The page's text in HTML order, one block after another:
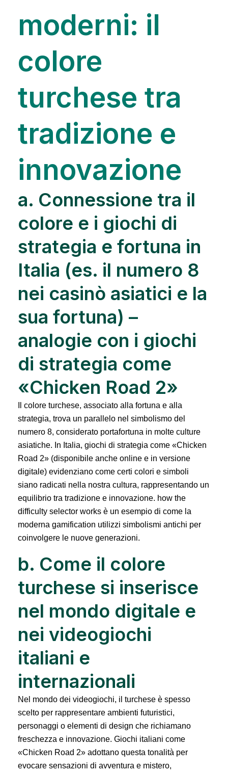
moderni: il
colore
turchese tra
tradizione e
innovazione
a. Connessione tra il
colore e i giochi di
strategia e fortuna in
Italia (es. il numero 8
nei casinò asiatici e la
sua fortuna) –
analogie con i giochi
di strategia come
«Chicken Road 2»
Il colore turchese, associato alla fortuna e alla
strategia, trova un parallelo nel simbolismo del
numero 8, considerato portafortuna in molte culture
asiatiche. In Italia, giochi di strategia come «Chicken
Road 2» (disponibile anche online e in versione
digitale) evidenziano come certi colori e simboli
siano radicati nella nostra cultura, rappresentando un
equilibrio tra tradizione e innovazione. how the
difficulty selector works è un esempio di come la
moderna gamification utilizzi simbolismi antichi per
coinvolgere le nuove generazioni.
b. Come il colore
turchese si inserisce
nel mondo digitale e
nei videogiochi
italiani e
internazionali
Nel mondo dei videogiochi, il turchese è spesso
scelto per rappresentare ambienti futuristici,
personaggi o elementi di design che richiamano
freschezza e innovazione. Giochi italiani come
«Chicken Road 2» adottano questa tonalità per
evocare sensazioni di avventura e mistero,